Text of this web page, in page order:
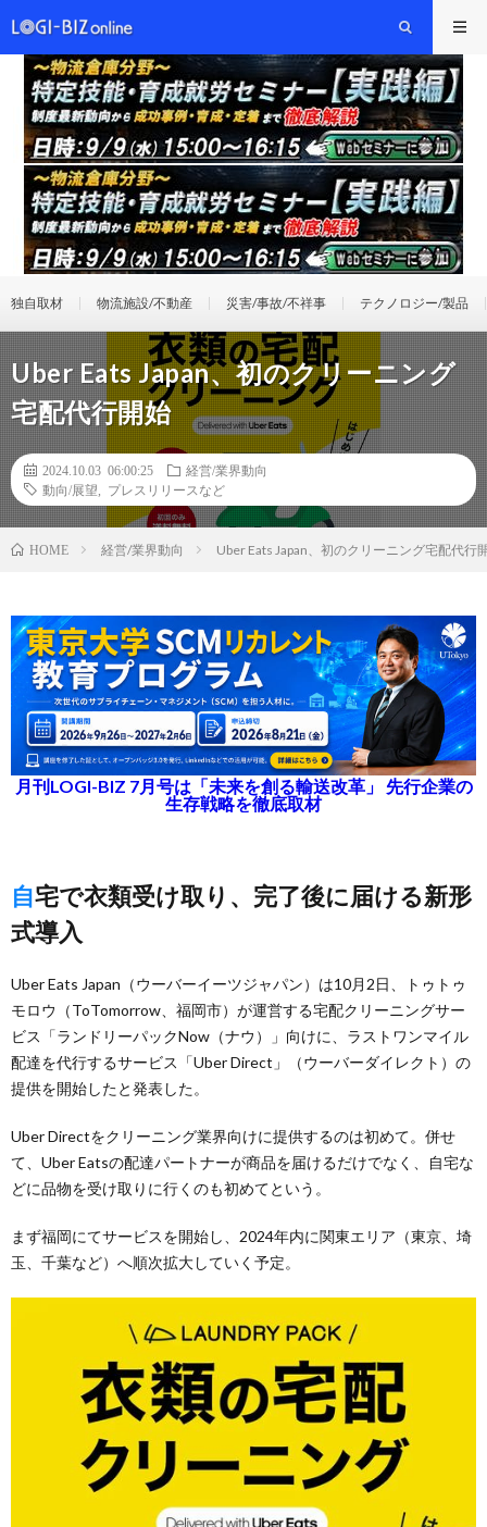
独自取材 物流施設/不動産 災害/事故/不祥事 テクノロジー/製品
Uber Eats Japan、初のクリーニング
宅配代行開始
2024.10.03 06:00:25
経営/業界動向
動向/展望
プレスリリースなど
HOME 経営/業界動向 Uber Eats Japan、初のクリーニング宅配代行
月刊LOGI-BIZ 7月号は「未来を創る輸送改革」 先行企業の
生存戦略を徹底取材
自宅で衣類受け取り、完了後に届ける新形
式導入
Uber Eats Japan（ウーバーイーツジャパン）は10月2日、トゥトゥ
モロウ（ToTomorrow、福岡市）が運営する宅配クリーニングサー
ビス「ランドリーパックNow（ナウ）」向けに、ラストワンマイル
配達を代行するサービス「Uber Direct」（ウーバーダイレクト）の
提供を開始したと発表した。
Uber Directをクリーニング業界向けに提供するのは初めて。併せ
て、Uber Eatsの配達パートナーが商品を届けるだけでなく、自宅な
どに品物を受け取りに行くのも初めてという。
まず福岡にてサービスを開始し、2024年内に関東エリア（東京、埼
玉、千葉など）へ順次拡大していく予定。